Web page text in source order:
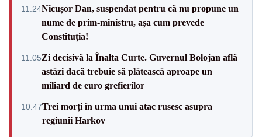
11:24Nicușor Dan, suspendat pentru că nu propune un
nume de prim-ministru, așa cum prevede
Constituția!
11:05Zi decisivă la Înalta Curte. Guvernul Bolojan află
astăzi dacă trebuie să plătească aproape un
miliard de euro grefierilor
10:47Trei morți în urma unui atac rusesc asupra
regiunii Harkov